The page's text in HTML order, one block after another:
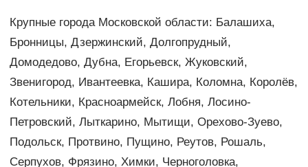
Крупные города Московской области: Балашиха,
Бронницы, Дзержинский, Долгопрудный,
Домодедово, Дубна, Егорьевск, Жуковский,
Звенигород, Ивантеевка, Кашира, Коломна, Королёв,
Котельники, Красноармейск, Лобня, Лосино-
Петровский, Лыткарино, Мытищи, Орехово-Зуево,
Подольск, Протвино, Пущино, Реутов, Рошаль,
Серпухов, Фрязино, Химки, Черноголовка,